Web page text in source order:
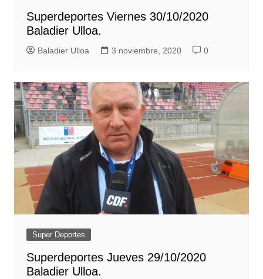
Superdeportes Viernes 30/10/2020
Baladier Ulloa.
Baladier Ulloa 3 noviembre, 2020 0
Super Deportes
Superdeportes Jueves 29/10/2020
Baladier Ulloa.